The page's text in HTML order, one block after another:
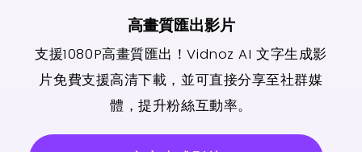
高畫質匯出影片
支援1080P高畫質匯出！Vidnoz AI 文字生成影
片免費支援高清下載，並可直接分享至社群媒
體，提升粉絲互動率。